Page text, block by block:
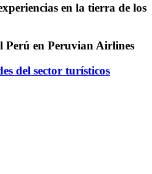
en la tierra de los
Perú en Peruvian Airlines
del sector turísticos